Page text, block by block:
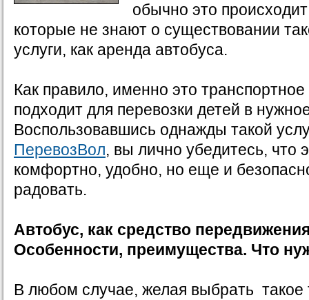
обычно это
которые не знают о существовании
услуги, как аренда автобуса.
Как правило, именно это
подходит для перевозки детей в
Воспользовавшись однажды такой
ПеревозВол, вы лично убедитесь, что
комфортно, удобно, но еще и
радовать.
Автобус, как средство
Особенности, преимущества. Что
В любом случае, желая выбрать такое